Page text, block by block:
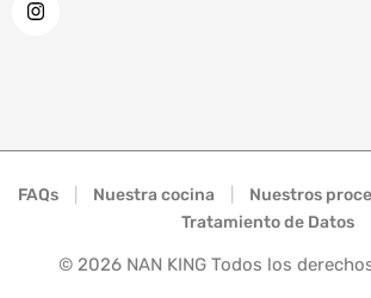
FAQs Nuestra cocina Nuestros
Tratamiento de Datos
© 2026NAN KING Todos los